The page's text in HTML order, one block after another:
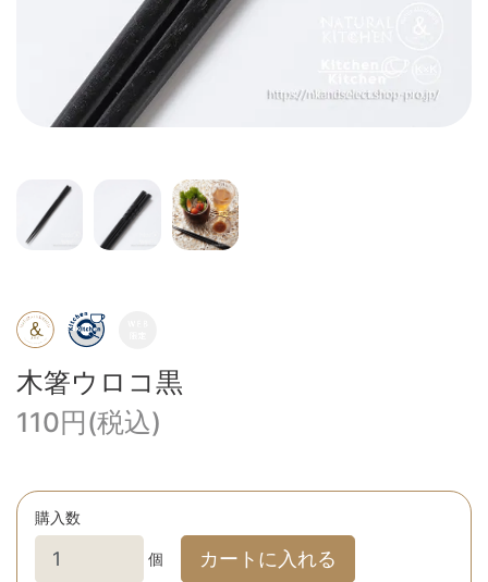
木箸ウロコ黒
110円(税込)
購入数
個 カートに入れる